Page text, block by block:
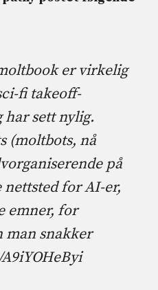
er virkelig
fi takeoff-
har sett nylig.
(moltbots, nå
på
nettsted for AI-er,
emner, for
man snakker